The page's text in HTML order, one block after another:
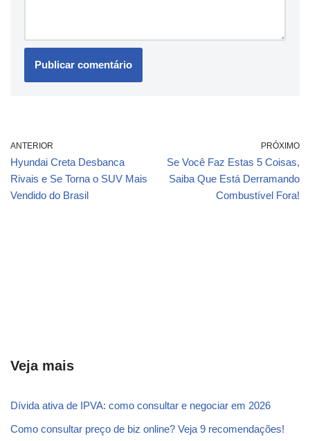
ANTERIOR
Hyundai Creta Desbanca
Rivais e Se Torna o SUV Mais
Vendido do Brasil
PRÓXIMO
Se Você Faz Estas 5 Coisas,
Saiba Que Está Derramando
Combustível Fora!
Veja mais
Dívida ativa de IPVA: como consultar e negociar em 2026
Como consultar preço de biz online? Veja 9 recomendações!